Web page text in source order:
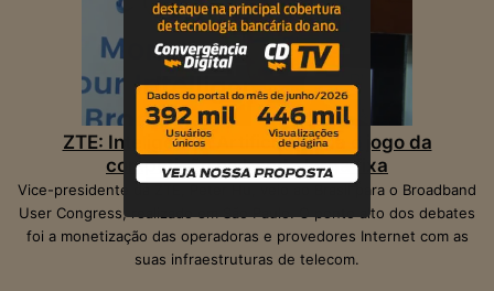
ZTE: Inteligência Artificial muda o jogo da
competição na banda larga fixa
Vice-presidente da ZTE, Peter Hu, veio ao Brasil para o Broadband
User Congress, realizado em São Paulo. O ponto alto dos debates
foi a monetização das operadoras e provedores Internet com as
suas infraestruturas de telecom.